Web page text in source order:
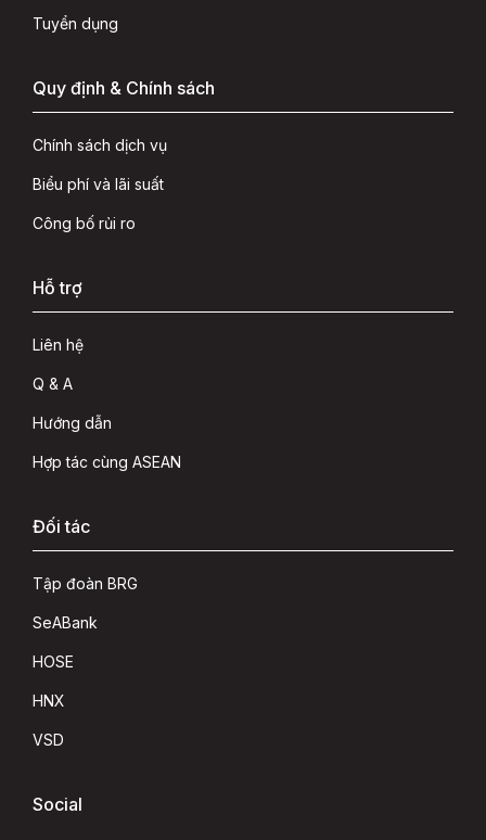
Tuyển dụng
Quy định & Chính sách
Chính sách dịch vụ
Biểu phí và lãi suất
Công bố rủi ro
Hỗ trợ
Liên hệ
Q & A
Hướng dẫn
Hợp tác cùng ASEAN
Đối tác
Tập đoàn BRG
SeABank
HOSE
HNX
VSD
Social